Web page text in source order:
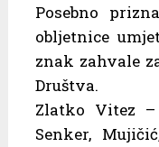
Posebno
obljetnice
znak zahvale
Društva.
Zlatko Vitez –
Senker,